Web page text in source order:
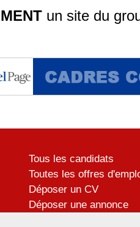
un site du
Tous les candidats
Toutes les offres
Déposer un CV
Déposer une annonce